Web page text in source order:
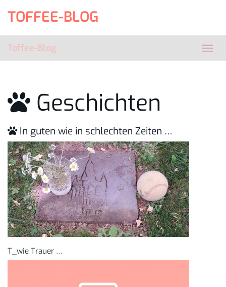
main
content
TOFFEE-BLOG
Toffee-Blog
Geschichten
In guten wie in schlechten Zeiten …
T_wie Trauer …